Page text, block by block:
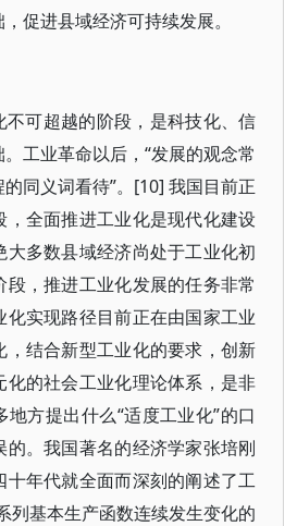
促进县域经济可持续发展。
不可超越的阶段，是科技化、信
工业革命以后，“发展的观念常
同义词看待”。[10] 我国目前正
，全面推进工业化是现代化建设
大多数县域经济尚处于工业化初
，推进工业化发展的任务非常
实现路径目前正在由国家工业
，结合新型工业化的要求，创新
化的社会工业化理论体系，是非
方提出什么“适度工业化”的口
。我国著名的经济学家张培刚
十年代就全面而深刻的阐述了工
列基本生产函数连续发生变化的